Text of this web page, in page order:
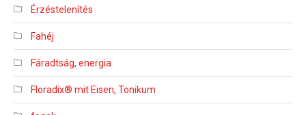
Érzéstelenítés
Fahéj
Fáradtság, energia
Floradix® mit Eisen, Tonikum